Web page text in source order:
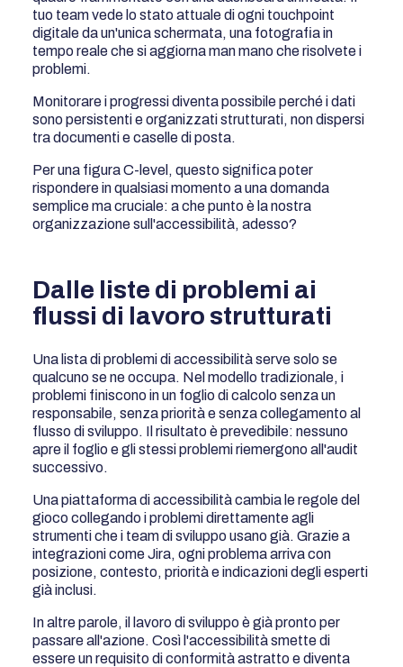
tuo team vede lo stato attuale di ogni touchpoint
digitale da un'unica schermata, una fotografia in
tempo reale che si aggiorna man mano che risolvete i
problemi.
Monitorare i progressi diventa possibile perché i dati
sono persistenti e organizzati strutturati, non dispersi
tra documenti e caselle di posta.
Per una figura C-level, questo significa poter
rispondere in qualsiasi momento a una domanda
semplice ma cruciale: a che punto è la nostra
organizzazione sull'accessibilità, adesso?
Dalle liste di problemi ai
flussi di lavoro strutturati
Una lista di problemi di accessibilità serve solo se
qualcuno se ne occupa. Nel modello tradizionale, i
problemi finiscono in un foglio di calcolo senza un
responsabile, senza priorità e senza collegamento al
flusso di sviluppo. Il risultato è prevedibile: nessuno
apre il foglio e gli stessi problemi riemergono all'audit
successivo.
Una piattaforma di accessibilità cambia le regole del
gioco collegando i problemi direttamente agli
strumenti che i team di sviluppo usano già. Grazie a
integrazioni come Jira, ogni problema arriva con
posizione, contesto, priorità e indicazioni degli esperti
già inclusi.
In altre parole, il lavoro di sviluppo è già pronto per
passare all'azione. Così l'accessibilità smette di
essere un requisito di conformità astratto e diventa